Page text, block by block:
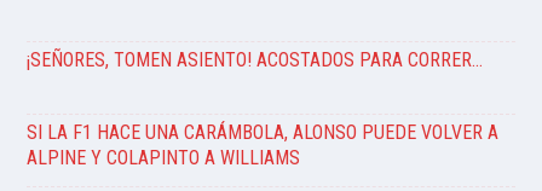
¡SEÑORES, TOMEN ASIENTO! ACOSTADOS PARA CORRER…
SI LA F1 HACE UNA CARÁMBOLA, ALONSO PUEDE VOLVER A
ALPINE Y COLAPINTO A WILLIAMS